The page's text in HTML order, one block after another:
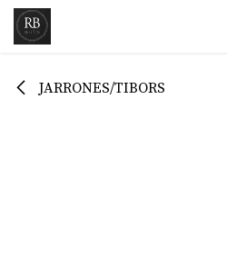
Ir al contenido
JARRONES/TIBORS